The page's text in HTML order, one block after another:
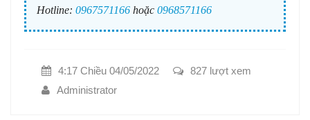
Hotline: 0967571166 hoặc 0968571166
4:17 Chiều 04/05/2022
827 lượt xem
Administrator